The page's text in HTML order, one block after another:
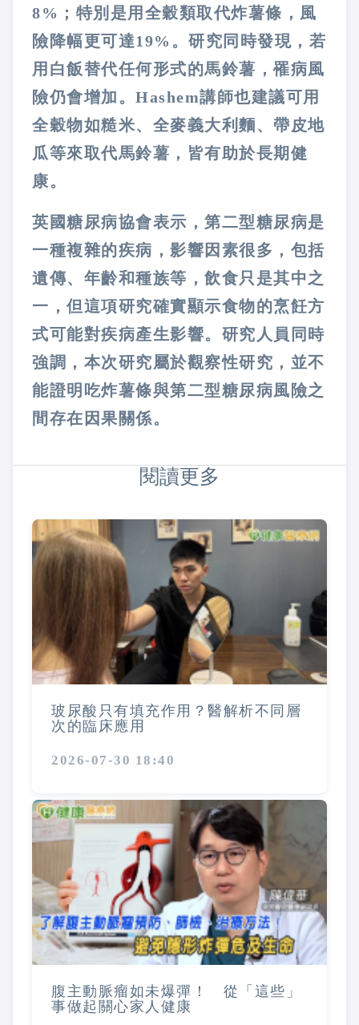
8%；特別是用全穀類取代炸薯條，風
險降幅更可達19%。研究同時發現，若
用白飯替代任何形式的馬鈴薯，罹病風
險仍會增加。Hashem講師也建議可用
全穀物如糙米、全麥義大利麵、帶皮地
瓜等來取代馬鈴薯，皆有助於長期健
康。
英國糖尿病協會表示，第二型糖尿病是
一種複雜的疾病，影響因素很多，包括
遺傳、年齡和種族等，飲食只是其中之
一，但這項研究確實顯示食物的烹飪方
式可能對疾病產生影響。研究人員同時
強調，本次研究屬於觀察性研究，並不
能證明吃炸薯條與第二型糖尿病風險之
間存在因果關係。
閱讀更多
玻尿酸只有填充作用？醫解析不同層
次的臨床應用
2026-07-30 18:40
腹主動脈瘤如未爆彈！ 從「這些」
事做起關心家人健康